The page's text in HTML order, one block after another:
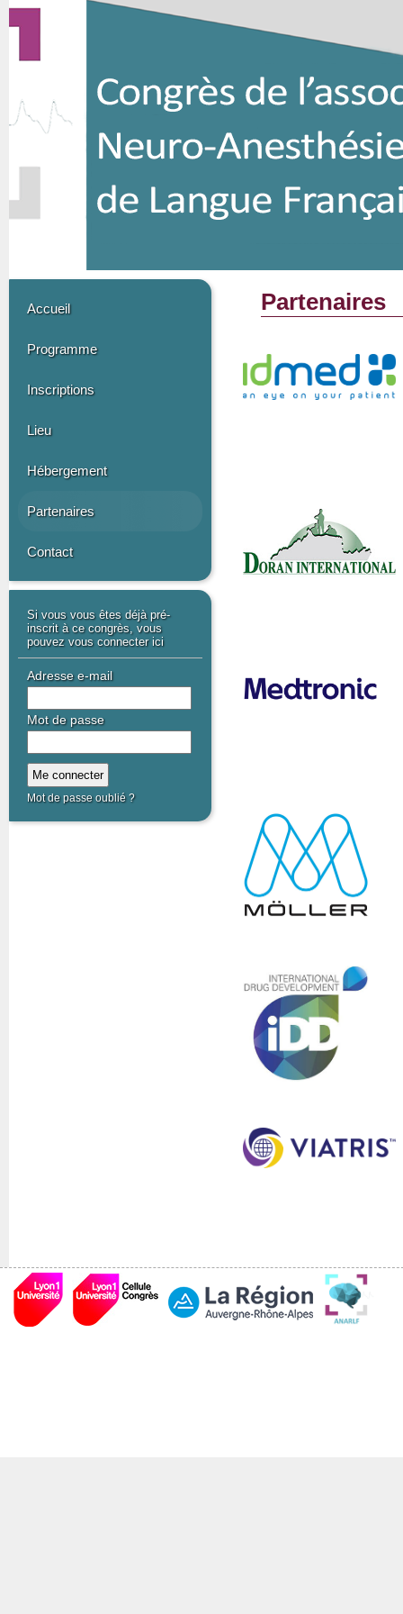
Accueil
Programme
Inscriptions
Lieu
Hébergement
Partenaires
Contact
Si vous vous êtes déjà pré-
inscrit à ce congrès, vous
pouvez vous connecter ici
Mot de passe oublié ?
Adresse e-mail
Mot de passe
Partenaires